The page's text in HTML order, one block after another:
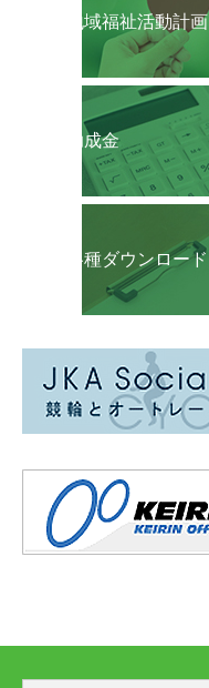
地域福祉活動計画
助成金
各種ダウンロード